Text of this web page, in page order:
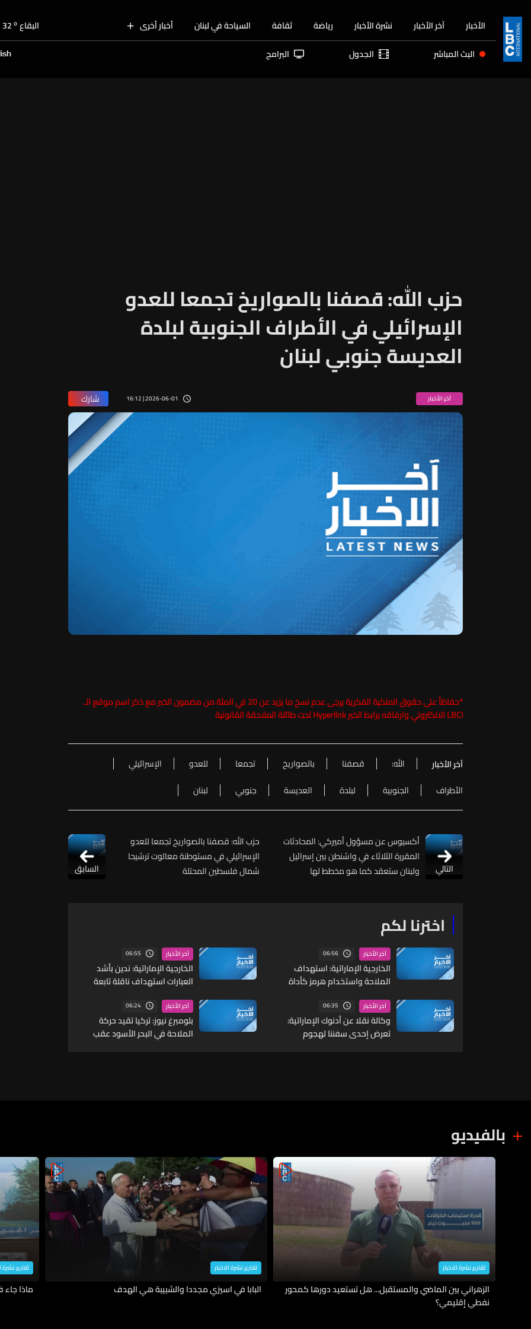
الأخبار آخر الأخبار نشرة الأخبار رياضة ثقافة السياحة في لبنان أخبار أخرى البقاع 32 o
الجنوب 30o
31 البث المباشر الجدول البرامج
حزب الله: قصفنا بالصواريخ تجمعا للعدو
الإسرائيلي في الأطراف الجنوبية لبلدة
العديسة جنوبي لبنان
آخر الأخبار 2026-06-01 | 16:12 شارك
*
حفاظاً على حقوق الملكية الفكرية يرجى عدم نسخ ما يزيد عن 20 في المئة من مضمون الخبر مع ذكر اسم موقع الـ
LBCI الالكتروني وارفاقه برابط الخبر Hyperlink تحت طائلة الملاحقة القانونية
آخر الأخبار الله: قصفنا بالصواريخ تجمعا للعدو
الإسرائيلي
الأطراف
الجنوبية لبلدة العديسة جنوبي لبنان
التالي
أكسيوس عن مسؤول أميركي: المحادثات
المقررة الثلاثاء في واشنطن بين إسرائيل
ولبنان ستعقد كما هو مخطط لها
حزب الله: قصفنا بالصواريخ تجمعا للعدو
الإسرائيلي في مستوطنة معالوت ترشيحا
شمال فلسطين المحتلة
السابق
اخترنا لكم
آخر الأخبار 06:56
الخارجية الإماراتية: استهداف
الملاحة واستخدام هرمز كأداة
من قبل الحرس الثوري
آخر الأخبار 06:55
الخارجية الإماراتية: ندين بأشد
العبارات استهداف ناقلة تابعة
هرمز
آخر الأخبار 06:35
وكالة نقلا عن أدنوك الإماراتية:
تعرض إحدى سفننا لهجوم
آخر الأخبار 06:24
بلومبرغ نيوز: تركيا تقيد حركة
الملاحة في البحر الأسود عقب
بالفيديو
تقارير نشرة الاخبار
الزهراني بين الماضي والمستقبل... هل تستعيد دورها كمحور
نفطي إقليمي؟
تقارير نشرة الاخبار
البابا في اسيزي مجددا والشبيبة هي الهدف
تقارير نشرة
ماذا